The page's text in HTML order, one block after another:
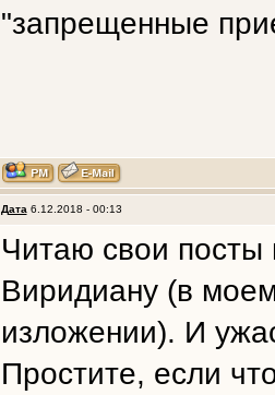
"запрещенные
Дата 6.12.2018 - 00:13
Читаю свои посты
Виридиану (в
изложении). И
Простите, если